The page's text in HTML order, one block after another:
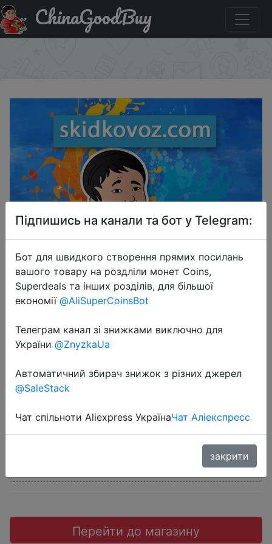
Промокод на знижку BGCARPRO универсальный купон
на автотоварыChinaGoodBuy
2020-09-10
автотовары
$15
"BGCARPRO"
Перейти до магазину
Підпишись на канали та бот у Telegram:
Бот для швидкого створення прямих посилань
вашого товару на роздліли монет Coins,
Superdeals та інших розділів, для більшої
економії @AliSuperCoinsBot
Телеграм канал зі знижками виключно для
України @ZnyzkaUa
Автоматичний збирач знижок з різних джерел
@SaleStack
Чат спільноти Aliexpress УкраїнаЧат Аліекспресс
закрити